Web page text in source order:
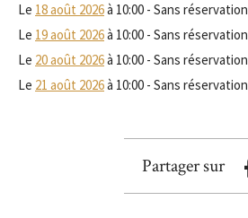
Le 18 août 2026à 10:00 - Sans réservation
Le 19 août 2026à 10:00 - Sans réservation
Le 20 août 2026à 10:00 - Sans réservation
Le 21 août 2026à 10:00 - Sans réservation
Partager sur